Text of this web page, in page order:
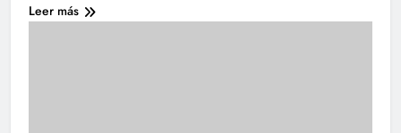
Leer más